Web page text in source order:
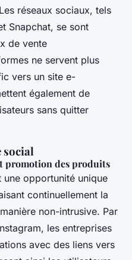
réseaux sociaux, tels
Snapchat, se sont
de vente
ne servent plus
vers un site e-
également de
sans quitter
social
promotion des produits
opportunité unique
continuellement la
non-intrusive. Par
les entreprises
avec des liens vers